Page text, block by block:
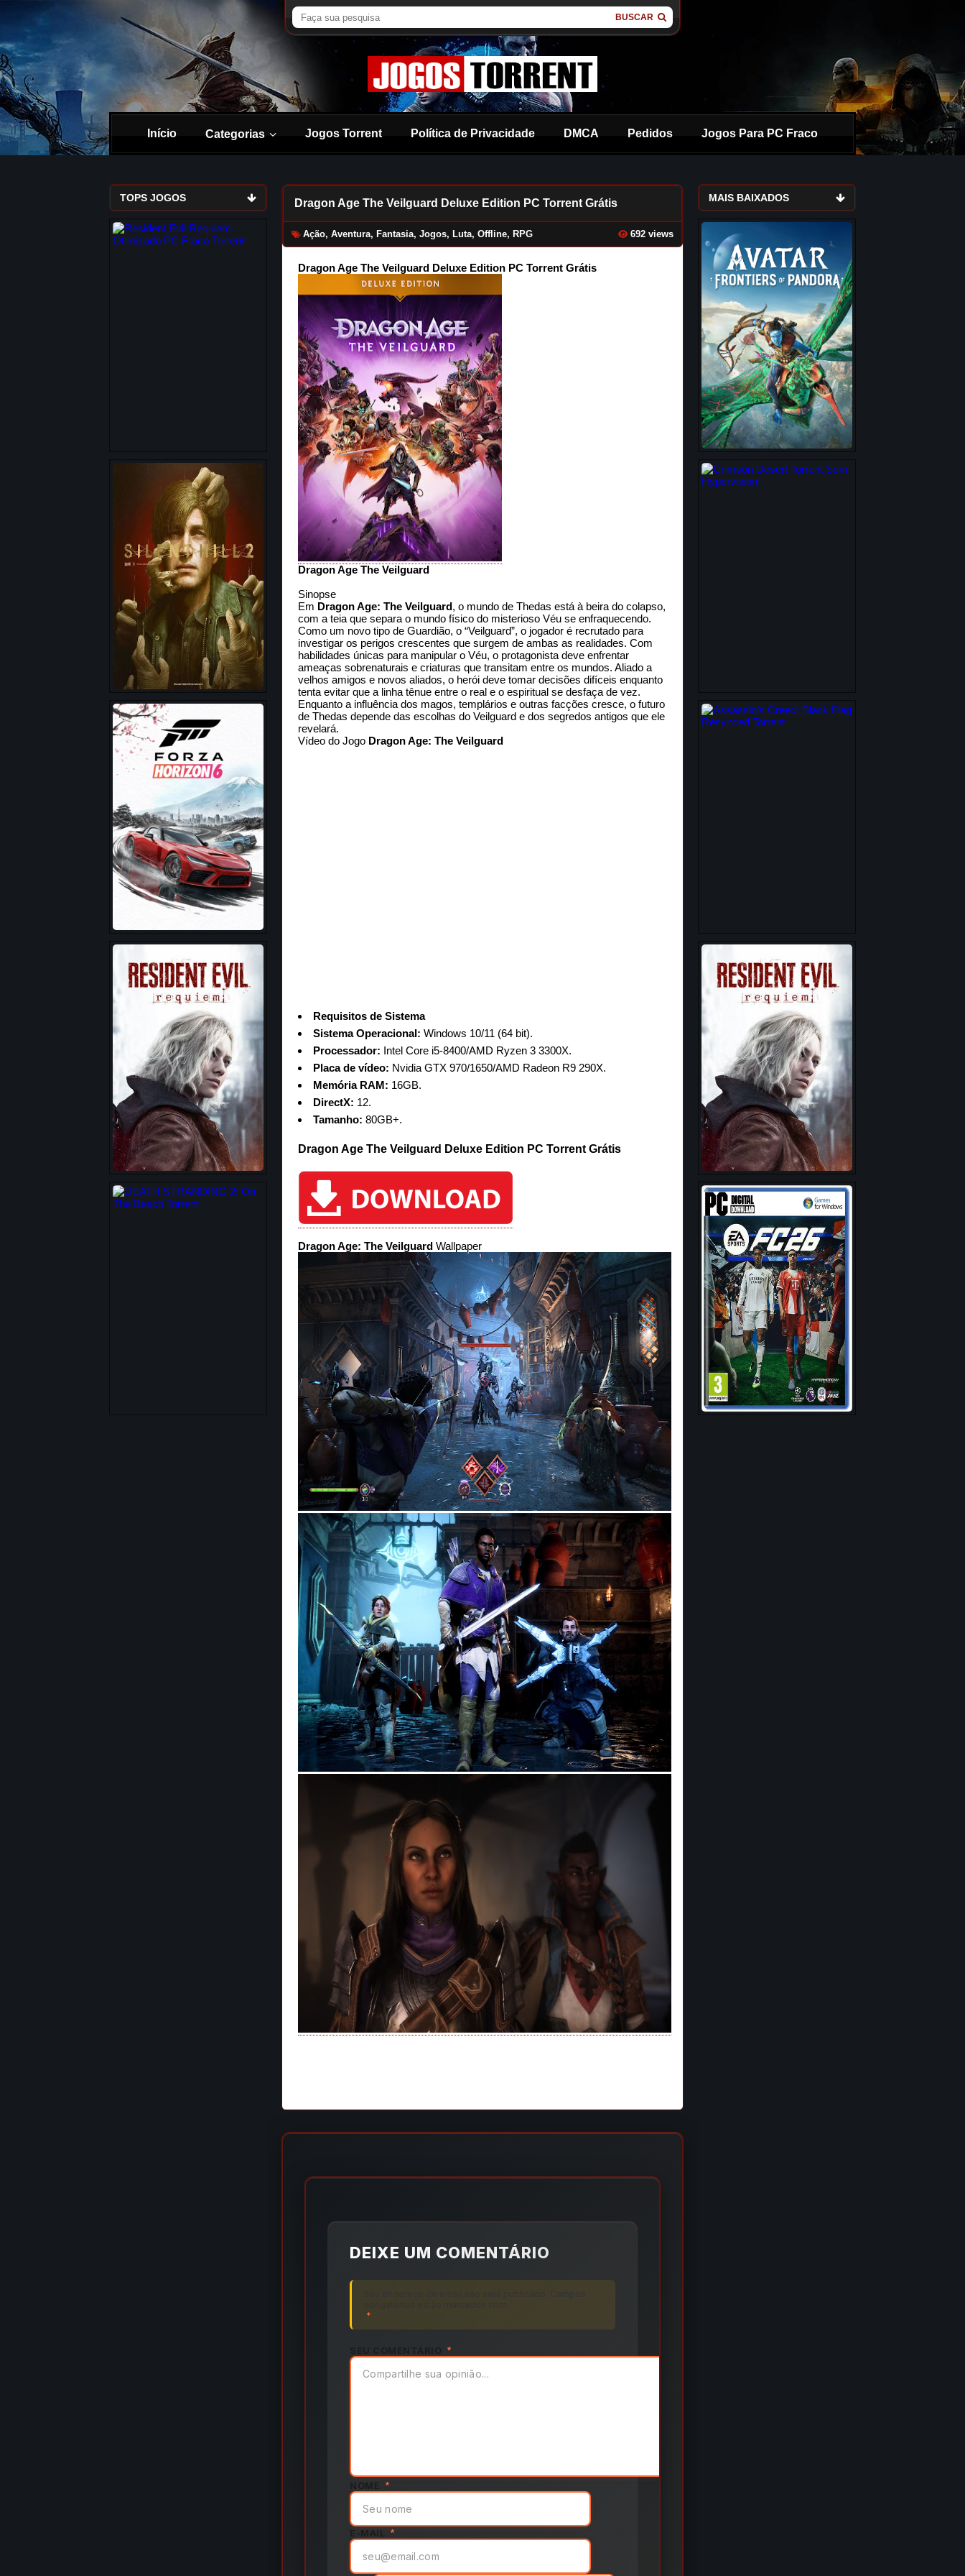
BUSCAR
Início Categorias Jogos Torrent Política de Privacidade DMCA Pedidos Jogos Para PC Fraco
TOPS JOGOS Dragon Age The Veilguard Deluxe Edition PC Torrent Grátis
Ação, Aventura, Fantasia, Jogos, Luta, Offline, RPG 692 views
Dragon Age The Veilguard Deluxe Edition PC Torrent Grátis
Dragon Age The Veilguard
Sinopse
Em Dragon Age: The Veilguard, o mundo de Thedas está à beira do colapso,
com a teia que separa o mundo físico do misterioso Véu se enfraquecendo.
Como um novo tipo de Guardião, o “Veilguard”, o jogador é recrutado para
investigar os perigos crescentes que surgem de ambas as realidades. Com
habilidades únicas para manipular o Véu, o protagonista deve enfrentar
ameaças sobrenaturais e criaturas que transitam entre os mundos. Aliado a
velhos amigos e novos aliados, o herói deve tomar decisões difíceis enquanto
tenta evitar que a linha tênue entre o real e o espiritual se desfaça de vez.
Enquanto a influência dos magos, templários e outras facções cresce, o futuro
de Thedas depende das escolhas do Veilguard e dos segredos antigos que ele
revelará.
Vídeo do Jogo Dragon Age: The Veilguard
Requisitos de Sistema
Sistema Operacional: Windows 10/11 (64 bit).
Processador: Intel Core i5-8400/AMD Ryzen 3 3300X.
Placa de vídeo: Nvidia GTX 970/1650/AMD Radeon R9 290X.
Memória RAM: 16GB.
DirectX: 12.
Tamanho: 80GB+.
Dragon Age The Veilguard Deluxe Edition PC Torrent Grátis
Dragon Age: The Veilguard Wallpaper
DEIXE UM COMENTÁRIO
*
*
*
E-MAIL *
MAIS BAIXADOS